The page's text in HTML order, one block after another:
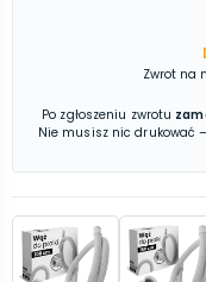
Zwrot na
Po zgłoszeniu zwrotu
Nie musisz nic drukować